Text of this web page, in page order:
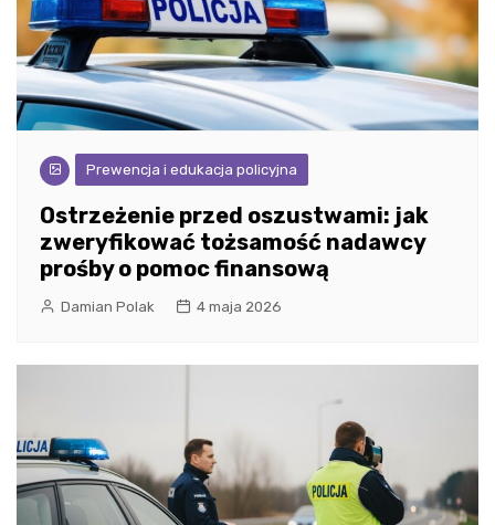
Prewencja i edukacja policyjna
Ostrzeżenie przed oszustwami: jak
zweryfikować tożsamość nadawcy
prośby o pomoc finansową
Damian Polak 4 maja 2026